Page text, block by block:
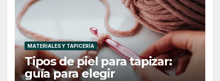
MATERIALES Y TAPICERÍA
Tipos de piel para tapizar:
guía para elegir